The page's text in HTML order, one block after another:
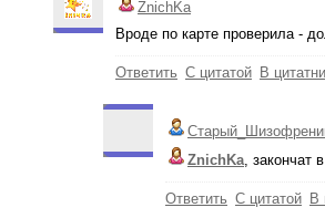
ZnichKa
Вроде по карте проверила -
Ответить С цитатой В
ZnichKa, закончат
Ответить С цитатой В